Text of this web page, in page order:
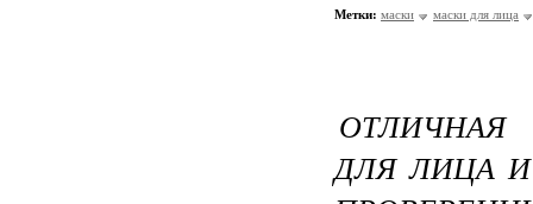
Метки: маски маски для лица
ДЛЯ ЛИЦА